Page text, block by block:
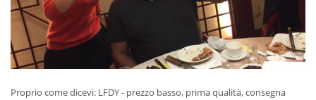
Proprio come dicevi: LFDY - prezzo basso, prima qualità, consegna